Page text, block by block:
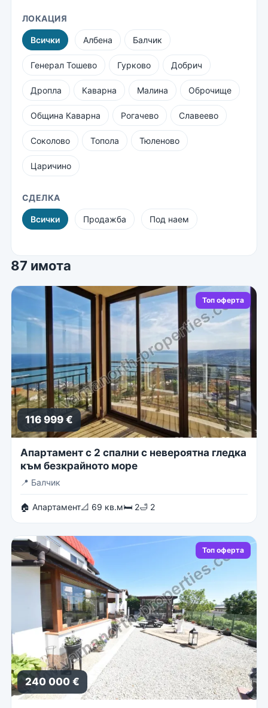
ЛОКАЦИЯ
Всички Албена Балчик
Генерал Тошево Гурково Добрич
Дропла Каварна Малина Оброчище
Община Каварна Рогачево Славеево
Соколово Топола Тюленово
Царичино
СДЕЛКА
Всички Продажба Под наем
87 имота
Топ оферта
116 999 €
Апартамент с 2 спални с невероятна гледка
към безкрайното море
📍 Балчик
🏠 Апартамент📐 69 кв.м🛏 2🛁 2
Топ оферта
240 000 €